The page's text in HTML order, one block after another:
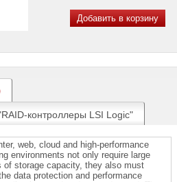
Добавить в корзину
контроллеры LSI Logic"
web, cloud and high-performance
environments not only require large
of storage capacity, they also must
data protection and performance